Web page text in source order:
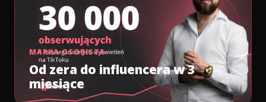
MARKA OSOBISTA
Od zera do influencera w 3
miesiące